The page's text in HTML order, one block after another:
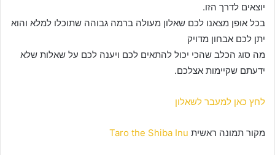
יוצאים לדרך הזו.
בכל אופן מצאנו לכם שאלון מעולה ברמה גבוהה שתוכלו למלא והוא
יתן לכם אבחון מדויק
מה סוג הכלב שהכי יכול להתאים לכם ויענה לכם על שאלות שלא
ידעתם שקיימות אצלכם.
לחץ כאן למעבר לשאלון
מקור תמונה ראשית Taro the Shiba Inu